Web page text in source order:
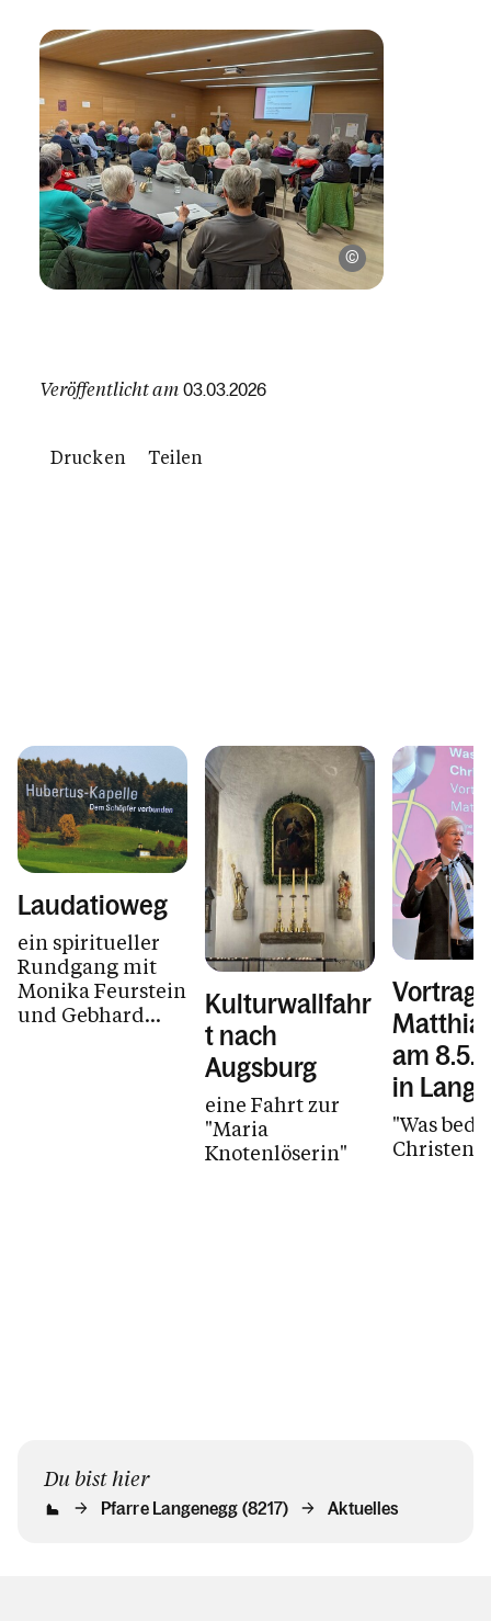
Pfarrverband
Veröffentlicht am 03.03.2026
Drucken Teilen
Laudatioweg
ein spiritueller
Rundgang mit
Monika Feurstein
und Gebhard
Kulturwallfahr
t nach
Augsburg
eine Fahrt zur
"Maria
Knotenlöserin"
Vortrag
am
in
"Was
Du bist hier
Pfarre Langenegg (8217) Aktuelles